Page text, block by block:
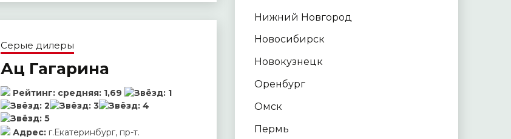
Серые дилеры
Ац Гагарина
Рейтинг:средняя: 1,69
Адрес: г.Екатеринбург, пр-т.
Нижний Новгород
Новосибирск
Новокузнецк
Оренбург
Омск
Пермь